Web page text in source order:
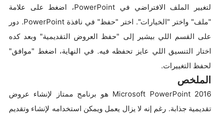
لتغيير الملف الافتراضي في PowerPoint، اضغط على علامة
"ملف" واختر "الخيارات". اختر "حفظ" في نافذة PowerPoint. دور
على القسم اللي بيشير إلى "حفظ العروض التقديمية" وبعد كده
اختار التنسيق اللي عايز تحفظه فيه. في النهاية، اضغط "موافق"
لحفظ التغييرات.
الملخص
Microsoft PowerPoint 2016 هو برنامج ممتاز لإنشاء عروض
تقديمية جذابة. رغم إنه لا يزال يعمل ويمكن استخدامه لإنشاء وتقديم